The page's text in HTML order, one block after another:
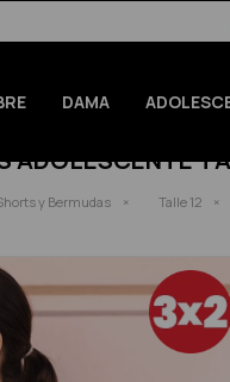
DAMA
ADOLESCENTE
y Bermudas Talle 12